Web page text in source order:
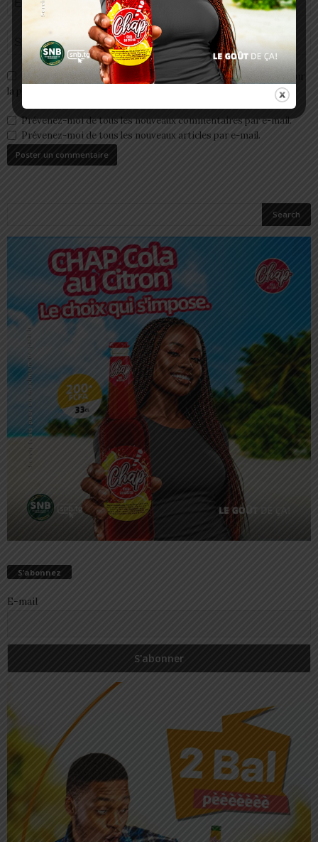
Enregistrer mon nom, email et site web dans ce navigateur pour
la prochaine fois que je commenterai.
Prévenez-moi de tous les nouveaux commentaires par e-mail.
Prévenez-moi de tous les nouveaux articles par e-mail.
S’abonnez
E-mail